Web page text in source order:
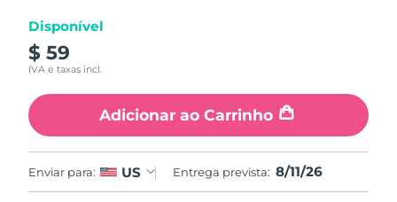
rating
value.
Read
17
Same
page
link.
Disponível
$ 59
IVA e taxas incl.
Adicionar ao Carrinho
Enviar para: US Entrega prevista: 8/11/26